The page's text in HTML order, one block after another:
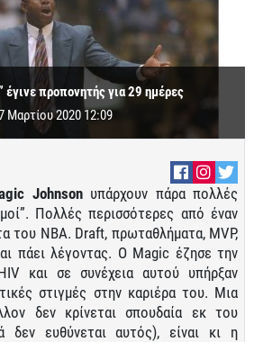
έγινε προπονητής για 29 ημέρες
Μαρτίου 2020 12:09
Johnsonυπάρχουν πάρα πολλές
Πολλές περισσότερες από έναν
του ΝΒΑ. Draft, πρωταθλήματα, MVP,
πάει λέγοντας. Ο Magic έζησε την
και σε συνέχεια αυτού υπήρξαν
στιγμές στην καριέρα του. Μια
δεν κρίνεται σπουδαία εκ του
δεν ευθύνεται αυτός), είναι κι η